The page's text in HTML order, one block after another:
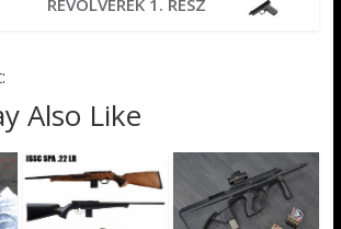
REVOLVEREK 1. RÉSZ
Also Like